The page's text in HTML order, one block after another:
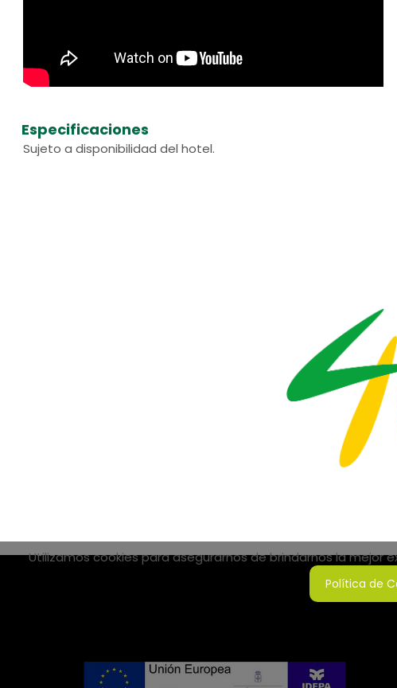
Especificaciones
Sujeto a disponibilidad del hotel.
Utilizamos cookies para asegurarnos de brindarnos la mejor
Política de